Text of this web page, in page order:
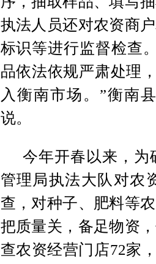
执法人员还对农资商
标识等进行监督检查
品依法依规严肃处理
入衡南市场。”衡南
说。
今年开春以来，为
管理局执法大队对农
查，对种子、肥料等
把质量关，备足物资
查农资经营门店72家